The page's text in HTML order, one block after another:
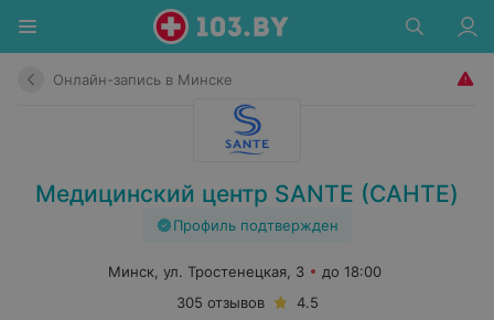
Онлайн-запись в Минске
Медицинский центр SANTE (САНТЕ)
Профиль подтвержден
Минск, ул. Тростенецкая, 3
до 18:00
305 отзывов
4.5